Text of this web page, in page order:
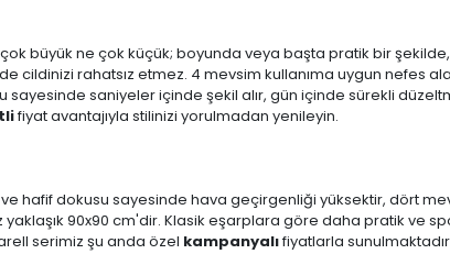
büyük ne çok küçük; boyunda veya başta pratik bir
cildinizi rahatsız etmez. 4 mevsim kullanıma uygun nefes
sayesinde saniyeler içinde şekil alır, gün içinde sürekli
fiyat avantajıyla stilinizi yorulmadan yenileyin.
ve hafif dokusu sayesinde hava geçirgenliği yüksektir, dört
yaklaşık 90x90 cm'dir. Klasik eşarplara göre daha pratik ve
serimiz şu anda özel kampanyalıfiyatlarla